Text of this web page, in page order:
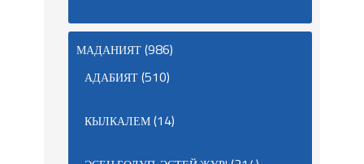
МАДАНИЯТ(986)
АДАБИЯТ(510)
КЫЛКАЛЕМ(14)